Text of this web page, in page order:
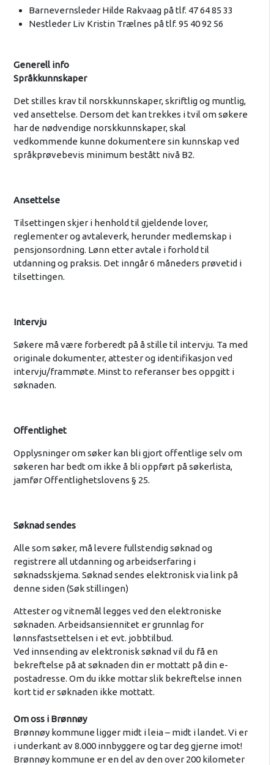
Barnevernsleder Hilde Rakvaag på tlf. 47 64 85 33
Nestleder Liv Kristin Trælnes på tlf. 95 40 92 56
Generell info
Språkkunnskaper
Det stilles krav til norskkunnskaper, skriftlig og muntlig,
ved ansettelse. Dersom det kan trekkes i tvil om søkere
har de nødvendige norskkunnskaper, skal
vedkommende kunne dokumentere sin kunnskap ved
språkprøvebevis minimum bestått nivå B2.
Ansettelse
Tilsettingen skjer i henhold til gjeldende lover,
reglementer og avtaleverk, herunder medlemskap i
pensjonsordning. Lønn etter avtale i forhold til
utdanning og praksis. Det inngår 6 måneders prøvetid i
tilsettingen.
Intervju
Søkere må være forberedt på å stille til intervju. Ta med
originale dokumenter, attester og identifikasjon ved
intervju/frammøte. Minst to referanser bes oppgitt i
søknaden.
Offentlighet
Opplysninger om søker kan bli gjort offentlige selv om
søkeren har bedt om ikke å bli oppført på søkerlista,
jamfør Offentlighetslovens § 25.
Søknad sendes
Alle som søker, må levere fullstendig søknad og
registrere all utdanning og arbeidserfaring i
søknadsskjema. Søknad sendes elektronisk via link på
denne siden (Søk stillingen)
Attester og vitnemål legges ved den elektroniske
søknaden. Arbeidsansiennitet er grunnlag for
lønnsfastsettelsen i et evt. jobbtilbud.
Ved innsending av elektronisk søknad vil du få en
bekreftelse på at søknaden din er mottatt på din e-
postadresse. Om du ikke mottar slik bekreftelse innen
kort tid er søknaden ikke mottatt.
Om oss i Brønnøy
Brønnøy kommune ligger midt i leia – midt i landet. Vi er
i underkant av 8.000 innbyggere og tar deg gjerne imot!
Brønnøy kommune er en del av den over 200 kilometer